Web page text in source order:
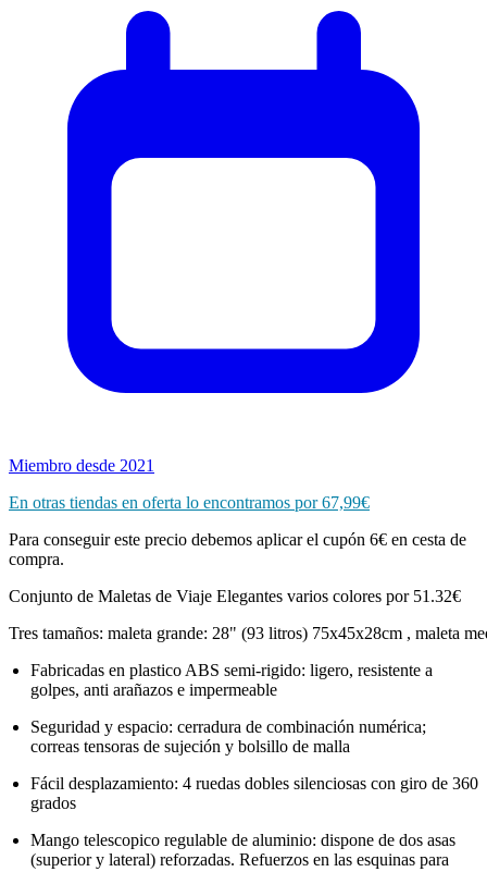
Miembro desde 2021
En otras tiendas en oferta lo encontramos por 67,99€
Para conseguir este precio debemos aplicar el cupón 6€ en cesta de
compra.
Conjunto de Maletas de Viaje Elegantes varios colores por 51.32€
Tres tamaños: maleta grande: 28" (93 litros) 75x45x28cm , maleta
Fabricadas en plastico ABS semi-rigido: ligero, resistente a
golpes, anti arañazos e impermeable
Seguridad y espacio: cerradura de combinación numérica;
correas tensoras de sujeción y bolsillo de malla
Fácil desplazamiento: 4 ruedas dobles silenciosas con giro de 360
grados
Mango telescopico regulable de aluminio: dispone de dos asas
(superior y lateral) reforzadas. Refuerzos en las esquinas para